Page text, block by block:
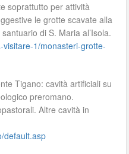
soprattutto per attività
le grotte scavate alla
di S. Maria al’Isola.
1/monasteri-grotte-
Tigano: cavità artificiali su
preromano.
Altre cavità in
default.asp